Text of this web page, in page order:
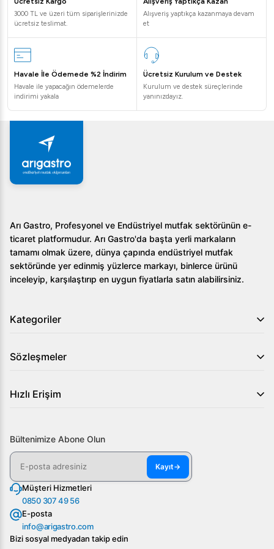
düşürür.
Sıkça Sorulan Sorular
1. Öztiryakiler Borulu Tip Sıcak Teşhir Dolabı hangi
sıcaklık değerleri arasında çalışır?
Öztiryakiler Borulu Tip Sıcak Teşhir Dolabı, 30°C ile 90°C
2. Ürün hangi malzemelerle mevcuttur?
Ürünün dış gövdesi ahşap veya paslanmaz çelik malzeme
seçenekleri ile üretilmektedir.
Bu dolap, 220-240 V NPE voltajında çalışmaktadır.
Öztiryakiler Borulu Tip Sıcak Teşhir Dolabı, kaliteyi ve
işlevselliği bir araya getiren bir üründür. Detaylı bilgi almak
ve sipariş vermek için web sitemizi ziyaret edin!
3000 TL ve üzeri tüm siparişlerinizde
ücretsiz teslimat.
Alışveriş yaptıkça kazanmaya devam
et
Havale İle Ödemede %2 İndirim
Havale ile yapacağın ödemelerde
indirimi yakala
Ücretsiz Kurulum ve Destek
Kurulum ve destek süreçlerinde
yanınızdayız.
Arı Gastro, Profesyonel ve Endüstriyel mutfak sektörünün e-
ticaret platformudur. Arı Gastro'da başta yerli markaların
tamamı olmak üzere, dünya çapında endüstriyel mutfak
sektöründe yer edinmiş yüzlerce markayı, binlerce ürünü
inceleyip, karşılaştırıp en uygun fiyatlarla satın alabilirsiniz.
Kategoriler
Sözleşmeler
Hızlı Erişim
Bültenimize Abone Olun
Kayıt→
Müşteri Hizmetleri
0850 307 49 56
E-posta
info@arigastro.com
Bizi sosyal medyadan takip edin